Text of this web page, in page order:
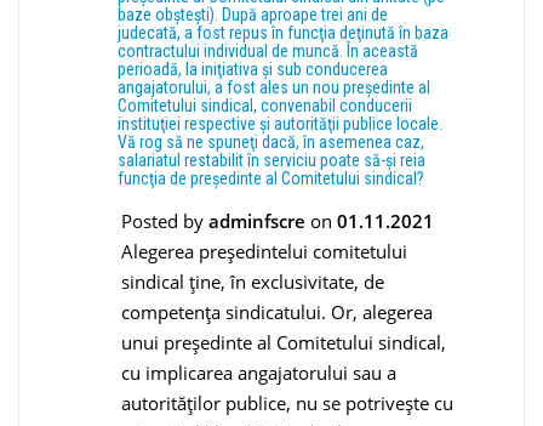
baze obşteşti). După aproape trei ani de
judecată, a fost repus în funcţia deţinută în baza
contractului individual de muncă. În această
perioadă, la iniţiativa şi sub conducerea
angajatorului, a fost ales un nou preşedinte al
Comitetului sindical, convenabil conducerii
instituţiei respective şi autorităţii publice locale.
Vă rog să ne spuneţi dacă, în asemenea caz,
salariatul restabilit în serviciu poate să-şi reia
funcţia de preşedinte al Comitetului sindical?
Posted by adminfscre on 01.11.2021
Alegerea preşedintelui comitetului
sindical ţine, în exclusivitate, de
competenţa sindicatului. Or, alegerea
unui preşedinte al Comitetului sindical,
cu implicarea angajatorului sau a
autorităţilor publice, nu se potriveşte cu